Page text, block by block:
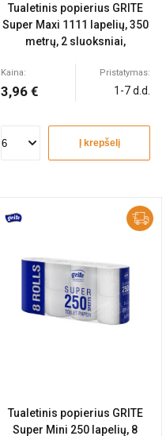
Tualetinis popierius GRITE
Super Maxi 1111 lapelių, 350
metrų, 2 sluoksniai,
Kaina:
3,96 €
Pristatymas:
1-7 d.d.
Į krepšelį
Tualetinis popierius GRITE
Super Mini 250 lapelių, 8